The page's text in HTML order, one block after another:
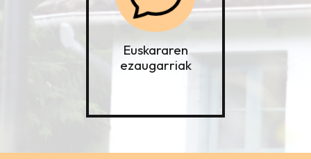
Euskararen
ezaugarriak